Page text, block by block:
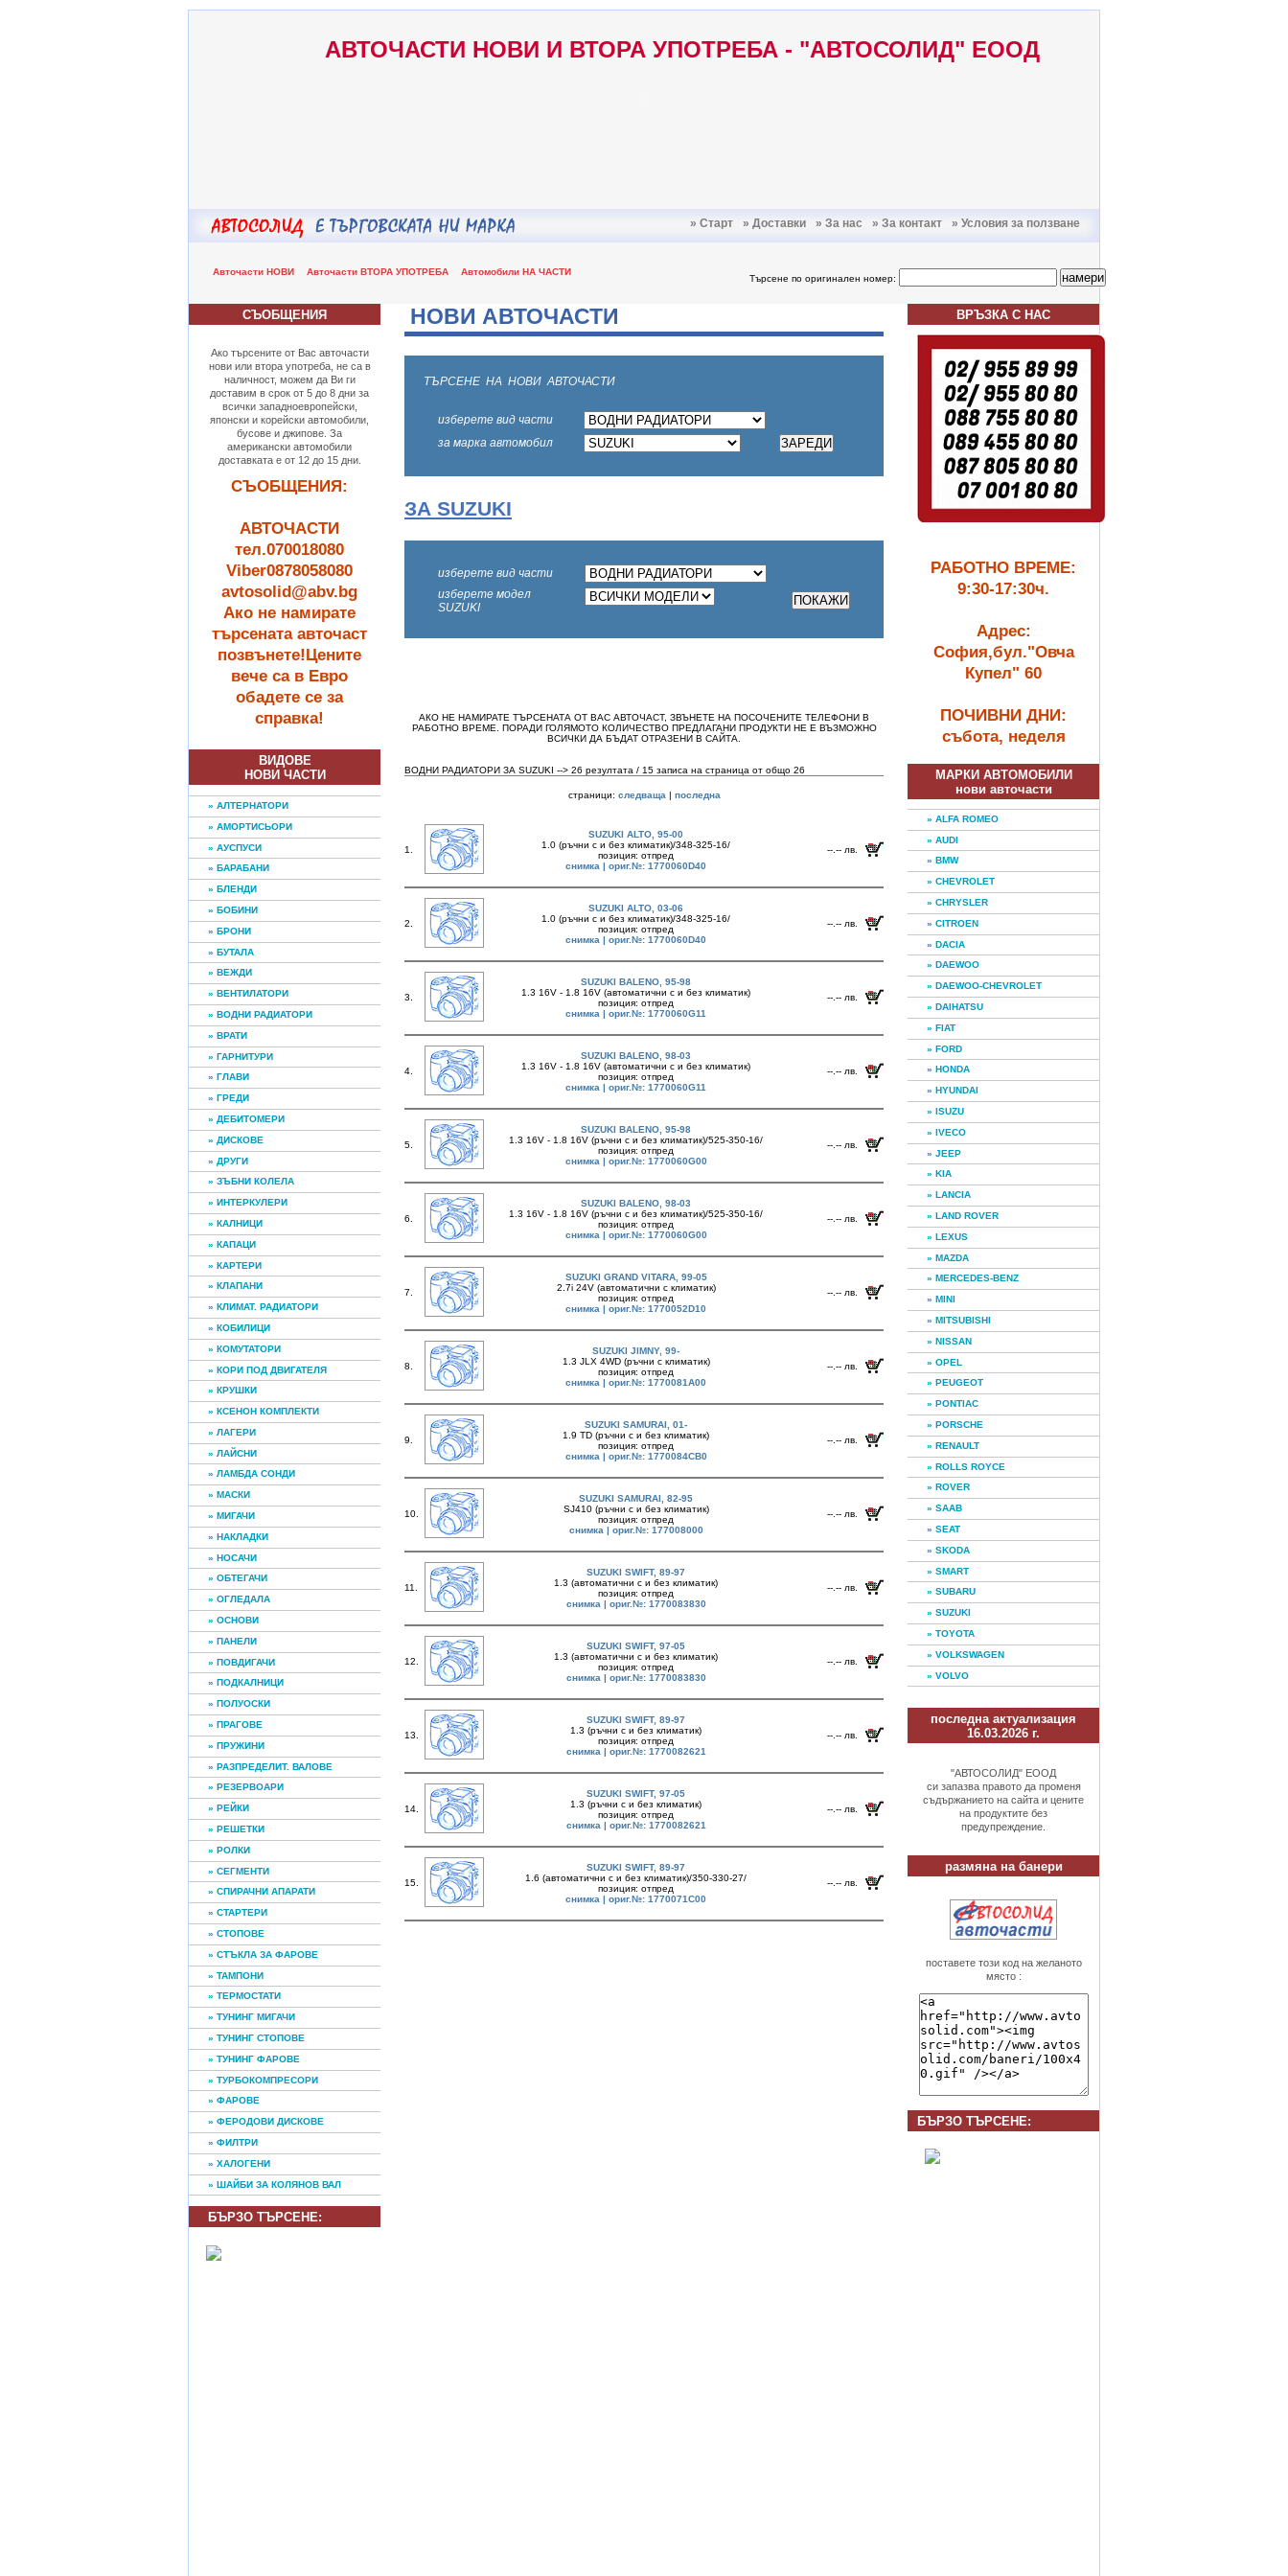
АВТОЧАСТИ НОВИ И ВТОРА УПОТРЕБА - "АВТОСОЛИД" ЕООД
» Старт » Доставки » За нас » За контакт » Условия за ползване
Авточасти НОВИ Авточасти ВТОРА УПОТРЕБА Автомобили НА ЧАСТИ
Търсене по оригинален номер:
СЪОБЩЕНИЯ
Ако търсените от Вас авточасти
нови или втора употреба, не са в
наличност, можем да Ви ги
доставим в срок от 5 до 8 дни за
всички западноевропейски,
японски и корейски автомобили,
бусове и джипове. За
американски автомобили
доставката е от 12 до 15 дни.
СЪОБЩЕНИЯ:
АВТОЧАСТИ
тел.070018080
Viber0878058080
avtosolid@abv.bg
Ако не намирате
търсената авточаст
позвънете!Цените
вече са в Евро
обадете се за
справка!
ВИДОВЕ
НОВИ ЧАСТИ
» АЛТЕРНАТОРИ
» АМОРТИСЬОРИ
» АУСПУСИ
» БАРАБАНИ
» БЛЕНДИ
» БОБИНИ
» БРОНИ
» БУТАЛА
» ВЕЖДИ
» ВЕНТИЛАТОРИ
» ВОДНИ РАДИАТОРИ
» ВРАТИ
» ГАРНИТУРИ
» ГЛАВИ
» ГРЕДИ
» ДЕБИТОМЕРИ
» ДИСКОВЕ
» ДРУГИ
» ЗЪБНИ КОЛЕЛА
» ИНТЕРКУЛЕРИ
» КАЛНИЦИ
» КАПАЦИ
» КАРТЕРИ
» КЛАПАНИ
» КЛИМАТ. РАДИАТОРИ
» КОБИЛИЦИ
» КОМУТАТОРИ
» КОРИ ПОД ДВИГАТЕЛЯ
» КРУШКИ
» КСЕНОН КОМПЛЕКТИ
» ЛАГЕРИ
» ЛАЙСНИ
» ЛАМБДА СОНДИ
» МАСКИ
» МИГАЧИ
» НАКЛАДКИ
» НОСАЧИ
» ОБТЕГАЧИ
» ОГЛЕДАЛА
» ОСНОВИ
» ПАНЕЛИ
» ПОВДИГАЧИ
» ПОДКАЛНИЦИ
» ПОЛУОСКИ
» ПРАГОВЕ
» ПРУЖИНИ
» РАЗПРЕДЕЛИТ. ВАЛОВЕ
» РЕЗЕРВОАРИ
» РЕЙКИ
» РЕШЕТКИ
» РОЛКИ
» СЕГМЕНТИ
» СПИРАЧНИ АПАРАТИ
» СТАРТЕРИ
» СТОПОВЕ
» СТЪКЛА ЗА ФАРОВЕ
» ТАМПОНИ
» ТЕРМОСТАТИ
» ТУНИНГ МИГАЧИ
» ТУНИНГ СТОПОВЕ
» ТУНИНГ ФАРОВЕ
» ТУРБОКОМПРЕСОРИ
» ФАРОВЕ
» ФЕРОДОВИ ДИСКОВЕ
» ФИЛТРИ
» ХАЛОГЕНИ
» ШАЙБИ ЗА КОЛЯНОВ ВАЛ
БЪРЗО ТЪРСЕНE:
НОВИ АВТОЧАСТИ
ТЪРСЕНЕ НА НОВИ АВТОЧАСТИ
изберете вид части
за марка автомобил
ЗА SUZUKI
изберете вид части
изберете модел
SUZUKI
АКО НЕ НАМИРАТЕ ТЪРСЕНАТА ОТ ВАС АВТОЧАСТ, ЗВЪНЕТЕ НА ПОСОЧЕНИТЕ ТЕЛЕФОНИ В
РАБОТНО ВРЕМЕ. ПОРАДИ ГОЛЯМОТО КОЛИЧЕСТВО ПРЕДЛАГАНИ ПРОДУКТИ НЕ Е ВЪЗМОЖНО
ВСИЧКИ ДА БЪДАТ ОТРАЗЕНИ В САЙТА.
ВОДНИ РАДИАТОРИ ЗА SUZUKI --> 26 резултата / 15 записа на страница от общо 26
страници: следваща последна
1.
SUZUKI ALTO, 95-00
1.0 (ръчни с и без климатик)/348-325-16/
позиция: отпред
снимка | ориг.№: 1770060D40
--.-- лв.
2.
SUZUKI ALTO, 03-06
1.0 (ръчни с и без климатик)/348-325-16/
позиция: отпред
снимка | ориг.№: 1770060D40
--.-- лв.
3.
SUZUKI BALENO, 95-98
1.3 16V - 1.8 16V (автоматични с и без климатик)
позиция: отпред
снимка | ориг.№: 1770060G11
--.-- лв.
4.
SUZUKI BALENO, 98-03
1.3 16V - 1.8 16V (автоматични с и без климатик)
позиция: отпред
снимка | ориг.№: 1770060G11
--.-- лв.
5.
SUZUKI BALENO, 95-98
1.3 16V - 1.8 16V (ръчни с и без климатик)/525-350-16/
позиция: отпред
снимка | ориг.№: 1770060G00
--.-- лв.
6.
SUZUKI BALENO, 98-03
1.3 16V - 1.8 16V (ръчни с и без климатик)/525-350-16/
позиция: отпред
снимка | ориг.№: 1770060G00
--.-- лв.
7.
SUZUKI GRAND VITARA, 99-05
2.7i 24V (автоматични с климатик)
позиция: отпред
снимка | ориг.№: 1770052D10
--.-- лв.
8.
SUZUKI JIMNY, 99-
1.3 JLX 4WD (ръчни с климатик)
позиция: отпред
снимка | ориг.№: 1770081A00
--.-- лв.
9.
SUZUKI SAMURAI, 01-
1.9 TD (ръчни с и без климатик)
позиция: отпред
снимка | ориг.№: 1770084CB0
--.-- лв.
10.
SUZUKI SAMURAI, 82-95
SJ410 (ръчни с и без климатик)
позиция: отпред
снимка | ориг.№: 177008000
--.-- лв.
11.
SUZUKI SWIFT, 89-97
1.3 (автоматични с и без климатик)
позиция: отпред
снимка | ориг.№: 1770083830
--.-- лв.
12.
SUZUKI SWIFT, 97-05
1.3 (автоматични с и без климатик)
позиция: отпред
снимка | ориг.№: 1770083830
--.-- лв.
13.
SUZUKI SWIFT, 89-97
1.3 (ръчни с и без климатик)
позиция: отпред
снимка | ориг.№: 1770082621
--.-- лв.
14.
SUZUKI SWIFT, 97-05
1.3 (ръчни с и без климатик)
позиция: отпред
снимка | ориг.№: 1770082621
--.-- лв.
15.
SUZUKI SWIFT, 89-97
1.6 (автоматични с и без климатик)/350-330-27/
позиция: отпред
снимка | ориг.№: 1770071C00
--.-- лв.
ВРЪЗКА С НАС
РАБОТНО ВРЕМЕ:
9:30-17:30ч.
Адрес:
София,бул."Овча
Купел" 60
ПОЧИВНИ ДНИ:
събота, неделя
МАРКИ АВТОМОБИЛИ
нови авточасти
» ALFA ROMEO
» AUDI
» BMW
» CHEVROLET
» CHRYSLER
» CITROEN
» DACIA
» DAEWOO
» DAEWOO-CHEVROLET
» DAIHATSU
» FIAT
» FORD
» HONDA
» HYUNDAI
» ISUZU
» IVECO
» JEEP
» KIA
» LANCIA
» LAND ROVER
» LEXUS
» MAZDA
» MERCEDES-BENZ
» MINI
» MITSUBISHI
» NISSAN
» OPEL
» PEUGEOT
» PONTIAC
» PORSCHE
» RENAULT
» ROLLS ROYCE
» ROVER
» SAAB
» SEAT
» SKODA
» SMART
» SUBARU
» SUZUKI
» TOYOTA
» VOLKSWAGEN
» VOLVO
последна актуализация
16.03.2026 г.
"АВТОСОЛИД" ЕООД
си запазва правото да променя
съдържанието на сайта и цените
на продуктите без
предупреждение.
размяна на банери
поставете този код на желаното
място :
БЪРЗО ТЪРСЕНE: